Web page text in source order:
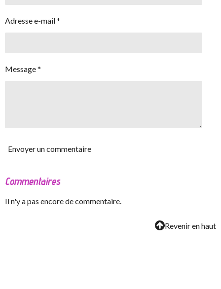
Adresse e-mail *
Message *
Envoyer un commentaire
Commentaires
Il n'y a pas encore de commentaire.
Revenir en haut